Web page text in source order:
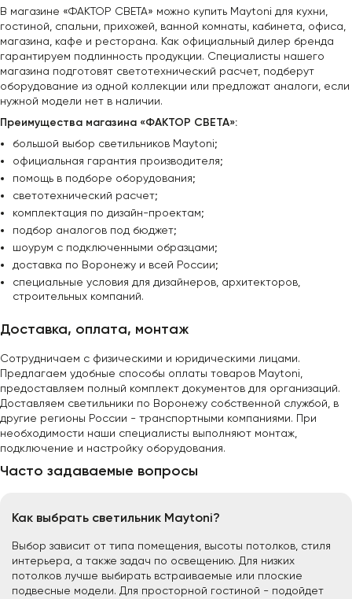
В магазине «ФАКТОР СВЕТА» можно купить Maytoni для кухни,
гостиной, спальни, прихожей, ванной комнаты, кабинета, офиса,
магазина, кафе и ресторана. Как официальный дилер бренда
гарантируем подлинность продукции. Специалисты нашего
магазина подготовят светотехнический расчет, подберут
оборудование из одной коллекции или предложат аналоги, если
нужной модели нет в наличии.
Преимущества магазина «ФАКТОР СВЕТА»:
большой выбор светильников Maytoni;
официальная гарантия производителя;
помощь в подборе оборудования;
светотехнический расчет;
комплектация по дизайн-проектам;
подбор аналогов под бюджет;
шоурум с подключенными образцами;
доставка по Воронежу и всей России;
специальные условия для дизайнеров, архитекторов,
строительных компаний.
Доставка, оплата, монтаж
Сотрудничаем с физическими и юридическими лицами.
Предлагаем удобные способы оплаты товаров Maytoni,
предоставляем полный комплект документов для организаций.
Доставляем светильники по Воронежу собственной службой, в
другие регионы России - транспортными компаниями. При
необходимости наши специалисты выполняют монтаж,
подключение и настройку оборудования.
Часто задаваемые вопросы
Как выбрать светильник Maytoni?
Выбор зависит от типа помещения, высоты потолков, стиля
интерьера, а также задач по освещению. Для низких
потолков лучше выбирать встраиваемые или плоские
подвесные модели. Для просторной гостиной - подойдет